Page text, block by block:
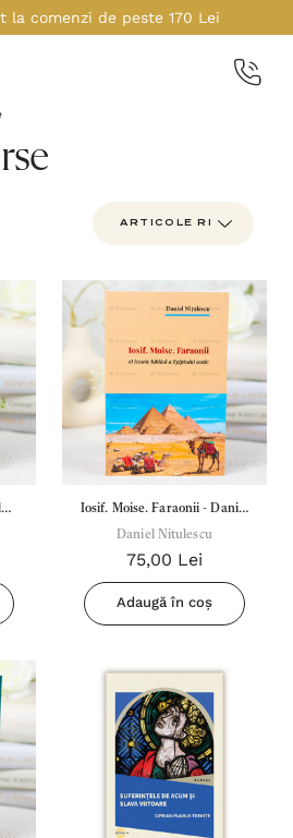
la comenzi de peste 170 Lei
Iosif. Moise. Faraonii - Daniel
Nitulescu
Daniel Nitulescu
75,00 Lei
Adaugă în coș